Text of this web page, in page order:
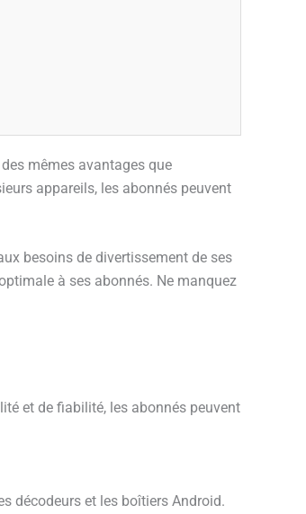
mêmes avantages que
appareils, les abonnés peuvent
besoins de divertissement de ses
à ses abonnés. Ne manquez
et de fiabilité, les abonnés peuvent
décodeurs et les boîtiers Android.